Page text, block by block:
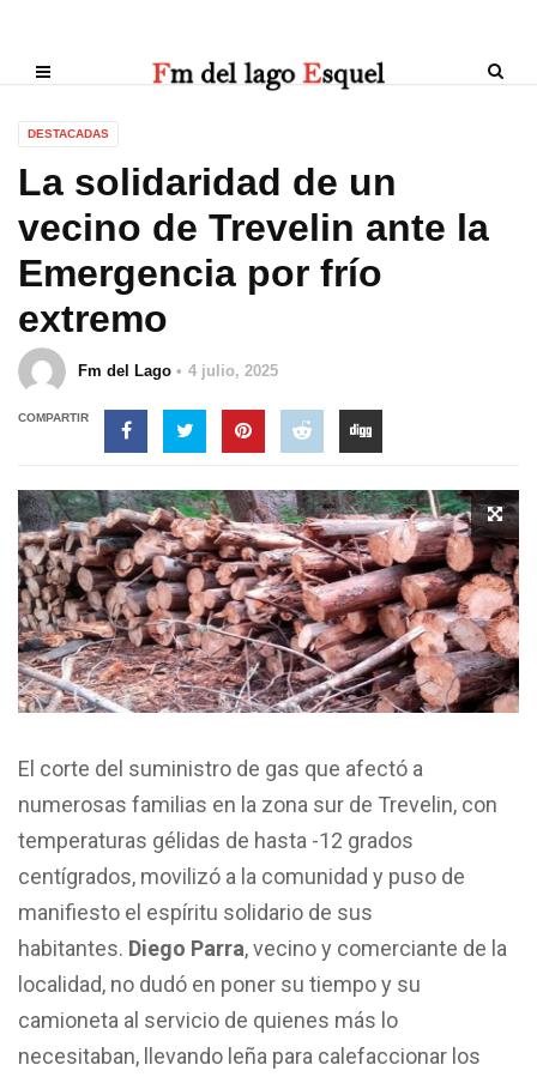
DESTACADAS
La solidaridad de un
vecino de Trevelin ante la
Emergencia por frío
extremo
Fm del Lago 4 julio, 2025
COMPARTIR
El corte del suministro de gas que afectó a
numerosas familias en la zona sur de Trevelin, con
temperaturas gélidas de hasta -12 grados
centígrados, movilizó a la comunidad y puso de
manifiesto el espíritu solidario de sus
habitantes. Diego Parra, vecino y comerciante de la
localidad, no dudó en poner su tiempo y su
camioneta al servicio de quienes más lo
necesitaban, llevando leña para calefaccionar los